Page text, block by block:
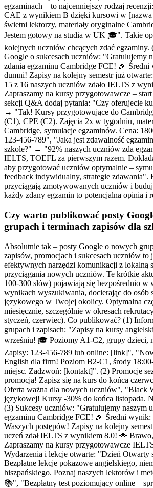
egzaminach – to najcenniejszy rodzaj
CAE z wynikiem B dzięki kursowi w [nazwa
świetni lektorzy, materiały oryginalne
Jestem gotowy na studia w UK 🎓". Takie
kolejnych uczniów chcących zdać
Google o sukcesach uczniów: "Gratulujemy
zdania egzaminu Cambridge FCE! 🎉 Średni
dumni! Zapisy na kolejny semestr już
15 z 16 naszych uczniów zdało IELTS z
Zapraszamy na kursy przygotowawcze –
sekcji Q&A dodaj pytania: "Czy oferujecie
→ "Tak! Kursy przygotowujące do
(C1), CPE (C2). Zajęcia 2x w tygodniu,
Cambridge, symulacje egzaminów. Cena:
123-456-789", "Jaka jest zdawalność
szkole?" → "92% naszych uczniów zda
IELTS, TOEFL za pierwszym razem.
aby przygotować uczniów optymalnie –
feedback indywidualny, strategie zdawania".
przyciągają zmotywowanych uczniów i
każdy zdany egzamin to potencjalna opinia i
Czy warto publikować posty
grupach i terminach zapisów dla
Absolutnie tak – posty Google o nowych
zapisów, promocjach i sukcesach uczniów to
efektywnych narzędzi komunikacji z lokalną
przyciągania nowych uczniów. Te krótkie
100-300 słów) pojawiają się bezpośrednio
wynikach wyszukiwania, docierając do osób
językowego w Twojej okolicy. Optymalna
miesięcznie, szczególnie w okresach
styczeń, czerwiec). Co publikować? (1)
grupach i zapisach: "Zapisy na kursy
wrześniu! 🎓 Poziomy A1-C2, grupy dzieci,
Zapisy: 123-456-789 lub online: [link]",
English dla firm! Poziom B2-C1, środy
miejsc. Zadzwoń: [kontakt]". (2) Promocje
promocja! Zapisz się na kurs do końca
Oferta ważna dla nowych uczniów", "Black
językowej! Kursy -30% do końca listopada.
(3) Sukcesy uczniów: "Gratulujemy naszym
egzaminu Cambridge FCE! 🎉 Średni wynik:
Waszych postępów! Zapisy na kolejny
uczeń zdał IELTS z wynikiem 8.0! 🌟
Zapraszamy na kursy przygotowawcze
Wydarzenia i lekcje otwarte: "Dzień Otwarty
Bezpłatne lekcje pokazowe angielskiego,
hiszpańskiego. Poznaj naszych lektorów i
📚", "Bezpłatny test poziomujący online –